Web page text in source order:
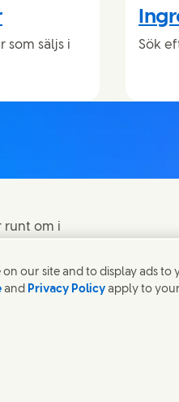
som säljs i
Sök
runt om i
our site and to display ads to
and Privacy Policy apply to